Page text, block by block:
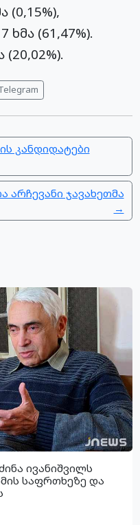
(0,15%),
ხმა (61,47%).
კანდიდატები
არჩევანი ჯავახეთმა
→
ივანიშვილს
საფრთხეზე და